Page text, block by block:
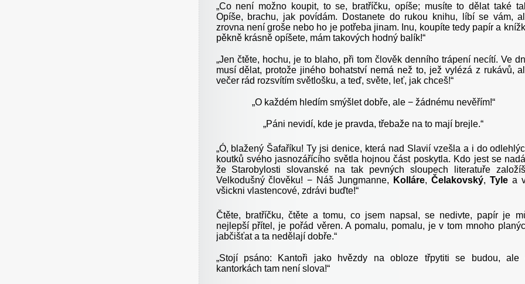
„Co není možno koupit, to se, bratříčku, opíše; musíte to dělat také
Opíše, brachu, jak povídám. Dostanete do rukou knihu, líbí se vám,
zrovna není groše nebo ho je potřeba jinam. Inu, koupíte tedy papír a
pěkně krásně opíšete, mám takových hodný balík!“
„Jen čtěte, hochu, je to blaho, při tom člověk denního trápení necítí. Ve
musí dělat, protože jiného bohatství nemá než to, jež vylézá z rukávů,
večer rád rozsvítím světlošku, a teď, světe, leť, jak chceš!“
„O každém hledím smýšlet dobře, ale − žádnému nevěřím!“
„Páni nevidí, kde je pravda, třebaže na to mají brejle.“
„Ó, blažený Šafaříku! Ty jsi denice, která nad Slavií vzešla a i do
koutků svého jasnozářícího světla hojnou část poskytla. Kdo jest se
že Starobylosti slovanské na tak pevných sloupech literatuře
Velkodušný člověku! − Náš Jungmanne,
Kolláre, Čelakovský, Tylea
všickni vlastencové, zdrávi buďte!“
Čtěte, bratříčku, čtěte a tomu, co jsem napsal, se nedivte, papír je
nejlepší přítel, je pořád věren. A pomalu, pomalu, je v tom mnoho
jabčišťat a ta nedělají dobře.“
„Stojí psáno: Kantoři jako hvězdy na obloze třpytiti se budou, ale
kantorkách tam není slova!“